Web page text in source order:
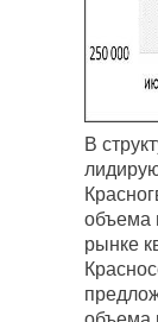
В
объема
рынке